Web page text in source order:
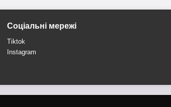
Соціальні мережі
Tiktok
Instagram